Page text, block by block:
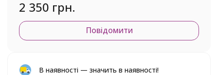
2 350 грн.
Повідомити
В наявності — значить в наявності!